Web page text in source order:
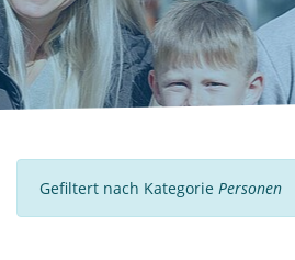
Gefiltert nach Kategorie Personen